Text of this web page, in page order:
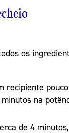
os
recipiente
na
de 4